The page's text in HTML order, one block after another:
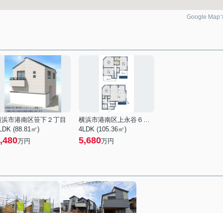
Google Map
浜市港南区笹下２丁目
(88.81㎡)
万円
横浜市港南区上永谷６丁目
4LDK (105.36㎡)
5,680万円